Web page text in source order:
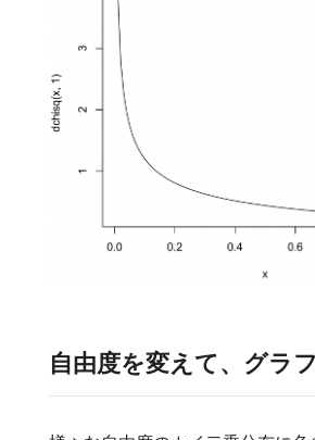
自由度を変えて、グラ